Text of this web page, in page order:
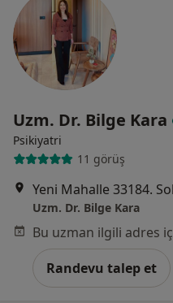
Uzm. Dr. Bilge Kara
Psikiyatri
11 görüş
Uzm. Dr. Bilge Kara
Randevu talep et